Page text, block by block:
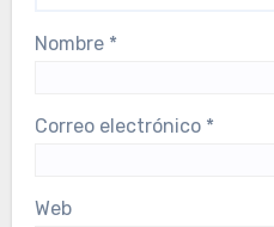
Nombre *
Correo electrónico *
Web